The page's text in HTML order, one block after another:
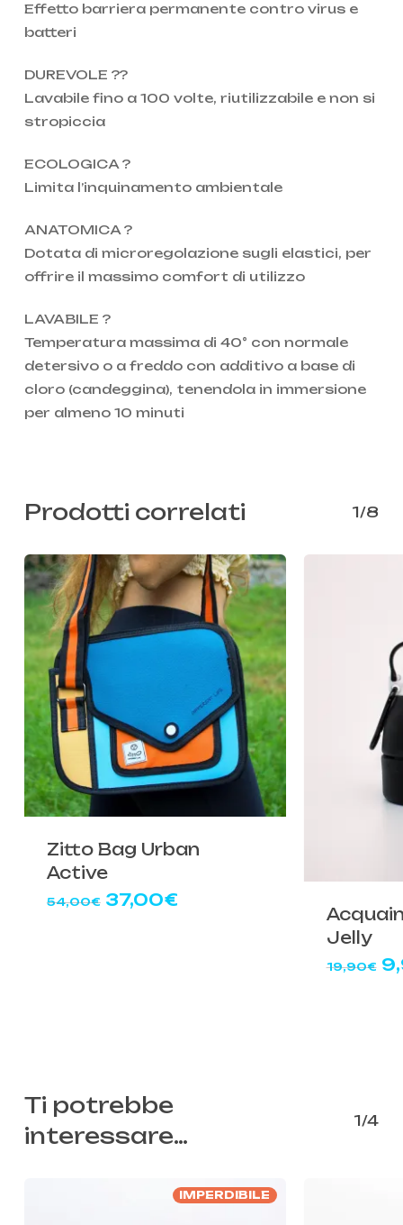
Effetto barriera permanente contro virus e
batteri
DUREVOLE ??
Lavabile fino a 100 volte, riutilizzabile e non si
stropiccia
ECOLOGICA ?
Limita l’inquinamento ambientale
ANATOMICA ?
Dotata di microregolazione sugli elastici, per
offrire il massimo comfort di utilizzo
LAVABILE ?
Temperatura massima di 40° con normale
detersivo o a freddo con additivo a base di
cloro (candeggina), tenendola in immersione
per almeno 10 minuti
Prodotti correlati 1/8
Zitto Bag Urban
Active
54,00€ Il
37,00€Il
Jelly
19,90€ Il
Ti potrebbe
interessare…
1/4
IMPERDIBILE